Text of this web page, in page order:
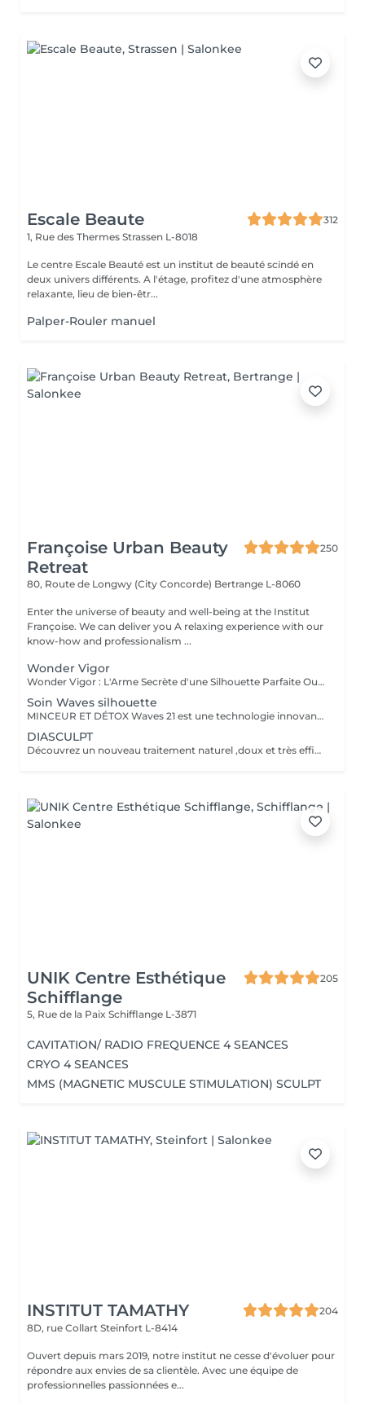
Escale Beaute
312
1, Rue des Thermes Strassen L-8018
Le centre Escale Beauté est un institut de beauté scindé en
deux univers différents. A l'étage, profitez d'une atmosphère
relaxante, lieu de bien-êtr...
Palper-Rouler manuel
Françoise Urban Beauty
Retreat
250
80, Route de Longwy (City Concorde) Bertrange L-8060
Enter the universe of beauty and well-being at the Institut
Françoise. We can deliver you A relaxing experience with our
know-how and professionalism ...
Wonder Vigor
Wonder Vigor : L'Arme Secrète d'une Silhouette Parfaite Oubliez les méthodes ordinaires. Wonder Vigor est la première et unique technologie au monde à fusionner thermogenèse intelligente et contraction musculaire hélicoïdale pour détruire la graisse et sculpter le corps avec une précision chirurgicale sans bistouri, sans douleur, sans compromis. Propulsé par Thermodexia, un brevet exclusif, ce système agit en profondeur pour des résultats visibles, mesurables, et inégalés. Une expérience ultra-confortable, des effets immédiats et durables parce que votre corps mérite l'excellence absolue. Exclusivement chez nous. Parce que le génie ne se partage pas. Prêt à transformer votre corps ? Venez vivre l'expérience Wonder Vigor.
Soin Waves silhouette
MINCEUR ET DÉTOX Waves 21 est une technologie innovante aux effets rééquilibrant , minceurs et détox permettant une action ciblée sur les différentes zones que l'on souhaite amincir. Grâce a l'association de électrostimulation des métamères en lien direct avec les organes , et d'un traitement par le froid intense , ce soin , relance le système lymphatique et veineux Les tissus sont détoxifiés en profondeur , la silhouette ré harmonisée , et les imperfections telle la cellulite , et la graisse abdominale sont visiblement réduites , dès la première séance .
DIASCULPT
Découvrez un nouveau traitement naturel ,doux et très efficace pour éliminer les surcharges graisseuses localisées : abdomen, hanches ,genoux , bras , fesses ,les résultats sont visibles immédiatement .Cette technique permet également de soigner la cellulite, et raffermir les zones relâchées en renforçant la fabrication d'un bon collagène.
UNIK Centre Esthétique
Schifflange
205
5, Rue de la Paix Schifflange L-3871
CAVITATION/ RADIO FREQUENCE 4 SEANCES
CRYO 4 SEANCES
MMS (MAGNETIC MUSCULE STIMULATION) SCULPT
INSTITUT TAMATHY
204
8D, rue Collart Steinfort L-8414
Ouvert depuis mars 2019, notre institut ne cesse d'évoluer pour
répondre aux envies de sa clientèle. Avec une équipe de
professionnelles passionnées e...